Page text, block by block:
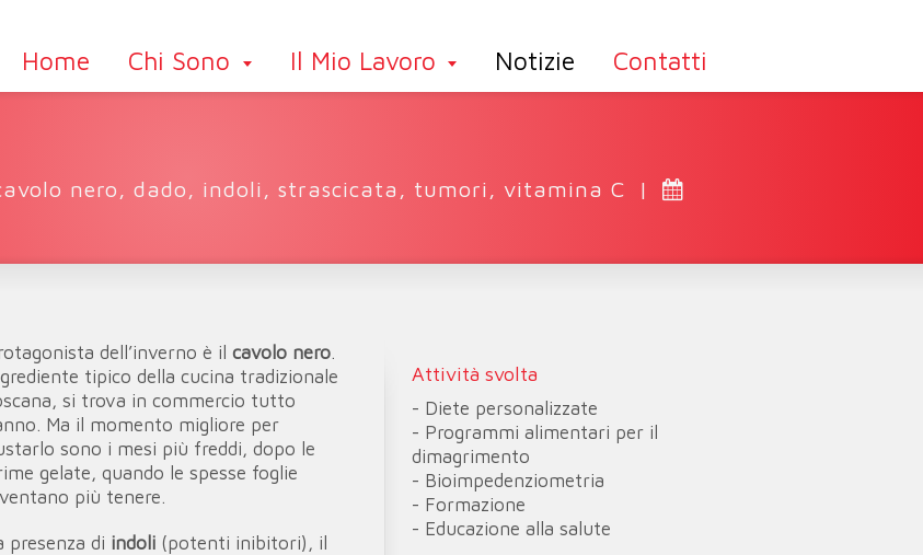
Home Chi Sono Il Mio Lavoro Notizie Contatti
nero, dado, indoli , strascicata , tumori , vitamina C
|
dell’inverno è il cavolo nero.
tipico della cucina tradizionale
si trova in commercio tutto
Ma il momento migliore per
sono i mesi più freddi, dopo le
gelate, quando le spesse foglie
più tenere.
presenza di indoli (potenti inibitori), il
Attività svolta
- Diete personalizzate
- Programmi alimentari per il
dimagrimento
- Bioimpedenziometria
- Formazione
- Educazione alla salute